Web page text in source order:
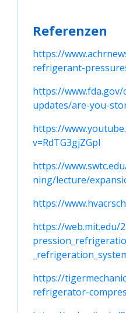
Referenzen
https://
refrigerant-
https://
updates/are-you-
https://
v=RdTG3gjZGpI
https://
ning/lecture/
https://
https://web.mit.edu/
https://
refrigerator-